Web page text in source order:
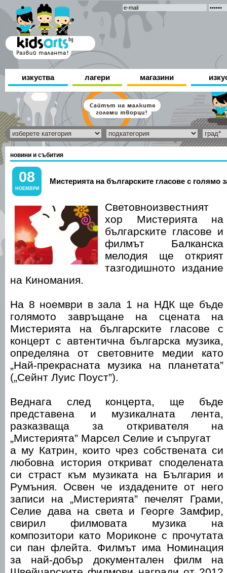
изкуства лагери магазини
новини и събития
08
НОЕМВРИ
Мистерията на българските гласове с голямо
Световноизвестният
хор Мистерията на
българските гласове и
филмът Балканска
мелодия ще открият
тазгодишното издание
на Киномания.
На 8 ноември в зала 1 на НДК ще бъде
голямото завръщане на сцената на
Мистерията на българските гласове с
концерт с автентична българска музика,
определяна от световните медии като
„Най-прекрасната музика на планетата”
(„Сейнт Луис Поуст”).
Веднага след концерта, ще бъде
представена и музикалната лента,
разказваща за откривателя на
„Мистерията” Марсел Селие и съпругат
а му Катрин, които чрез собствената си
любовна история откриват споделената
си страст към музиката на България и
Румъния. Освен че издадените от него
записи на „Мистерията” печелят Грами,
Селие дава на света и Георге Замфир,
свирил филмовата музика на
композитори като Мориконе с прочутата
си пан флейта. Филмът има Номинация
за най-добър документален филм на